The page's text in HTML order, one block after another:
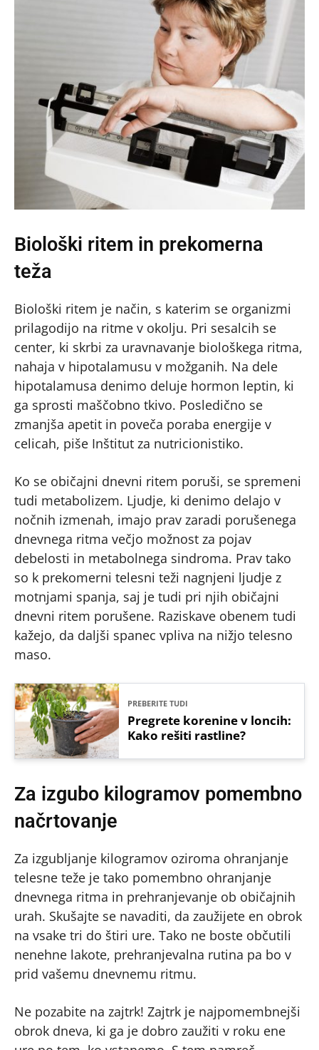
Biološki ritem in prekomerna
teža
Biološki ritem je način, s katerim se organizmi
prilagodijo na ritme v okolju. Pri sesalcih se
center, ki skrbi za uravnavanje biološkega ritma,
nahaja v hipotalamusu v možganih. Na dele
hipotalamusa denimo deluje hormon leptin, ki
ga sprosti maščobno tkivo. Posledično se
zmanjša apetit in poveča poraba energije v
celicah, piše Inštitut za nutricionistiko.
Ko se običajni dnevni ritem poruši, se spremeni
tudi metabolizem. Ljudje, ki denimo delajo v
nočnih izmenah, imajo prav zaradi porušenega
dnevnega ritma večjo možnost za pojav
debelosti in metabolnega sindroma. Prav tako
so k prekomerni telesni teži nagnjeni ljudje z
motnjami spanja, saj je tudi pri njih običajni
dnevni ritem porušene. Raziskave obenem tudi
kažejo, da daljši spanec vpliva na nižjo telesno
maso.
PREBERITE TUDI
Pregrete korenine v loncih:
Kako rešiti rastline?
Za izgubo kilogramov pomembno
načrtovanje
Za izgubljanje kilogramov oziroma ohranjanje
telesne teže je tako pomembno ohranjanje
dnevnega ritma in prehranjevanje ob običajnih
urah. Skušajte se navaditi, da zaužijete en obrok
na vsake tri do štiri ure. Tako ne boste občutili
nenehne lakote, prehranjevalna rutina pa bo v
prid vašemu dnevnemu ritmu.
Ne pozabite na zajtrk! Zajtrk je najpomembnejši
obrok dneva, ki ga je dobro zaužiti v roku ene